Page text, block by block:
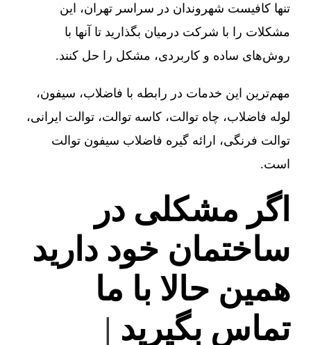
تنها کافیست شهروندان در سراسر تهران، این
مشکلات را با شرکت درمیان بگذارید تا آنها با
روش‌های ساده و کاربردی، مشکل را حل کنند.
مهم‌ترین این خدمات در رابطه با فاضلاب، سیفون،
لوله فاضلاب، چاه توالت، کاسه توالت، توالت ایرانی،
توالت فرنگی، ارائه گیره فاضلاب سیفون توالت
است.
اگر مشکلی در
ساختمان خود دارید
همین حالا با ما
تماس بگیرید |